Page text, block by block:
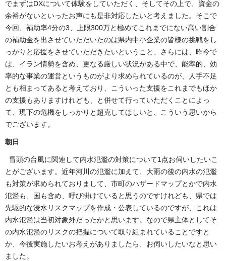
でまずはDXについて体験をしていただく、そしてその上で、資金の
余裕がないといったお声にも是非対応したいと考えました。そこで
今回、補助率4分の3、上限300万と極めてこれまでにない高い割合
の補助金を出させていただいたのは県内中小企業の皆様の挑戦をし
っかりと応援をさせていただきたいということ、さらには、昨今で
は、イラン情勢を含め、更なる厳しい状況がある中で、能率的、効
率的な事業の運営というものがより求められているのが、人手不足
とも相まってあると考えており、こういった支援をこれまでもほか
の支援もありますけれども、と併せて行っていただくことによっ
て、現下の危機をしっかりと超克してほしいと、こういう思いから
でございます。
朝日
冒頭の台風に関連して内水氾濫の対策について1点お伺いしたいこ
とがございます。近年河川の氾濫に加えて、大雨の後の内水の氾濫
も対策が求められておりまして、市町のハザードマップとかで内水
氾濫も、国も含め、呼び掛けていると思うのですけれども、県では
先駆的な浸水リスクマップを作成・公表しているのですが、これは
内水氾濫は当初対象外だったかと思います。なので県主体としてそ
の内水氾濫のリスクの把握について取り組まれていることですと
か、今後実施したいお考えがありましたら、お伺いしたいなと思い
ました。